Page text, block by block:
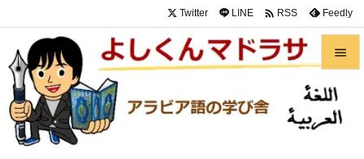


メニュ

Twitter LINE  RSS Feedly